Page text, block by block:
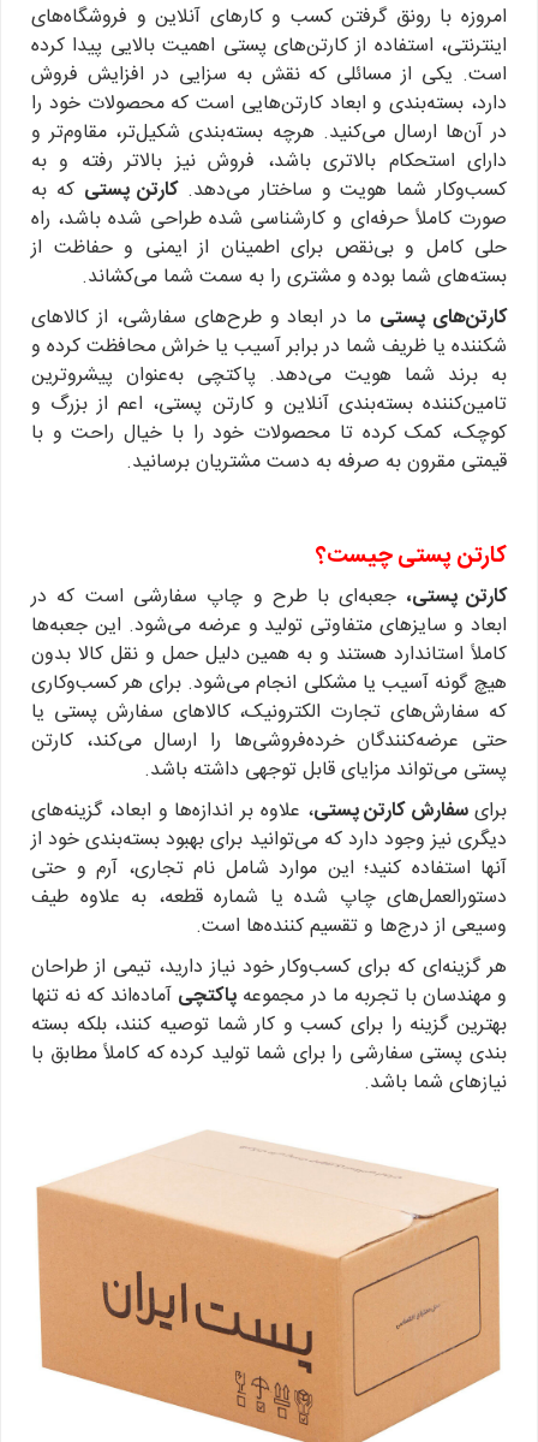
امروزه با رونق گرفتن کسب و کارهای آنلاین و فروشگاه‌های
اینترنتی، استفاده از کارتن‌های پستی اهمیت بالایی پیدا کرده
است. یکی از مسائلی که نقش به سزایی در افزایش فروش
دارد، بسته‌بندی و ابعاد کارتن‌هایی است که محصولات خود را
در آن‌ها ارسال می‌کنید. هرچه بسته‌بندی شکیل‌تر، مقاوم‌تر و
دارای استحکام بالاتری باشد، فروش نیز بالاتر رفته و به
کسب‌وکار شما هویت و ساختار می‌دهد.کارتن پستی که به
صورت کاملاً حرفه‌ای و کارشناسی شده طراحی شده باشد، راه
حلی کامل و بی‌نقص برای اطمینان از ایمنی و حفاظت از
بسته‌های شما بوده و مشتری را به سمت شما می‌کشاند.
کارتن‌های پستی ما در ابعاد و طرح‌های سفارشی، از کالاهای
شکننده یا ظریف شما در برابر آسیب یا خراش محافظت کرده و
به برند شما هویت می‌دهد. پاکتچی به‌عنوان پیشروترین
تامین‌کننده بسته‌بندی آنلاین و کارتن پستی، اعم از بزرگ و
کوچک، کمک کرده تا محصولات خود را با خیال راحت و با
قیمتی مقرون به صرفه به دست مشتریان برسانید.
کارتن پستی چیست؟
کارتن پستی، جعبه‌ای با طرح و چاپ سفارشی است که در
ابعاد و سایزهای متفاوتی تولید و عرضه می‌شود. این جعبه‌ها
کاملاً استاندارد هستند و به همین دلیل حمل و نقل کالا بدون
هیچ گونه آسیب یا مشکلی انجام می‌شود. برای هر کسب‌وکاری
که سفارش‌های تجارت الکترونیک، کالاهای سفارش پستی یا
حتی عرضه‌کنندگان خرده‌فروشی‌ها را ارسال می‌کند، کارتن
پستی می‌تواند مزایای قابل توجهی داشته باشد.
برایسفارش کارتن پستی، علاوه بر اندازه‌ها و ابعاد، گزینه‌های
دیگری نیز وجود دارد که می‌توانید برای بهبود بسته‌بندی خود از
آنها استفاده کنید؛ این موارد شامل نام تجاری، آرم و حتی
دستورالعمل‌های چاپ شده یا شماره قطعه، به علاوه طیف
وسیعی از درج‌ها و تقسیم کننده‌ها است.
هر گزینه‌ای که برای کسب‌وکار خود نیاز دارید، تیمی از طراحان
و مهندسان با تجربه ما در مجموعه پاکتچی آماده‌اند که نه تنها
بهترین گزینه را برای کسب و کار شما توصیه کنند، بلکه بسته
بندی پستی سفارشی را برای شما تولید کرده که کاملاً مطابق با
نیازهای شما باشد.